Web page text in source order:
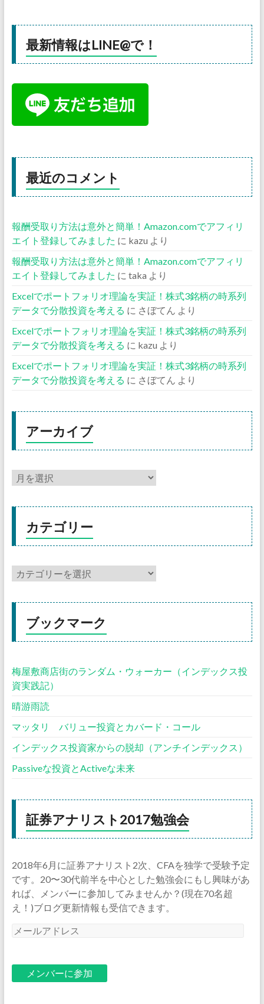
最新情報はLINE@で！
最近のコメント
報酬受取り方法は意外と簡単！Amazon.comでアフィリ
エイト登録してみました に kazu より
報酬受取り方法は意外と簡単！Amazon.comでアフィリ
エイト登録してみました に taka より
Excelでポートフォリオ理論を実証！株式3銘柄の時系列
データで分散投資を考える に さぼてん より
Excelでポートフォリオ理論を実証！株式3銘柄の時系列
データで分散投資を考える に kazu より
Excelでポートフォリオ理論を実証！株式3銘柄の時系列
データで分散投資を考える に さぼてん より
アーカイブ
カテゴリー
ブックマーク
梅屋敷商店街のランダム・ウォーカー（インデックス投
資実践記）
晴游雨読
マッタリ バリュー投資とカバード・コール
インデックス投資家からの脱却（アンチインデックス）
Passiveな投資とActiveな未来
証券アナリスト2017勉強会
2018年6月に証券アナリスト2次、CFAを独学で受験予定
です。20〜30代前半を中心とした勉強会にもし興味があ
れば、メンバーに参加してみませんか？(現在70名超
え！)ブログ更新情報も受信できます。
メ